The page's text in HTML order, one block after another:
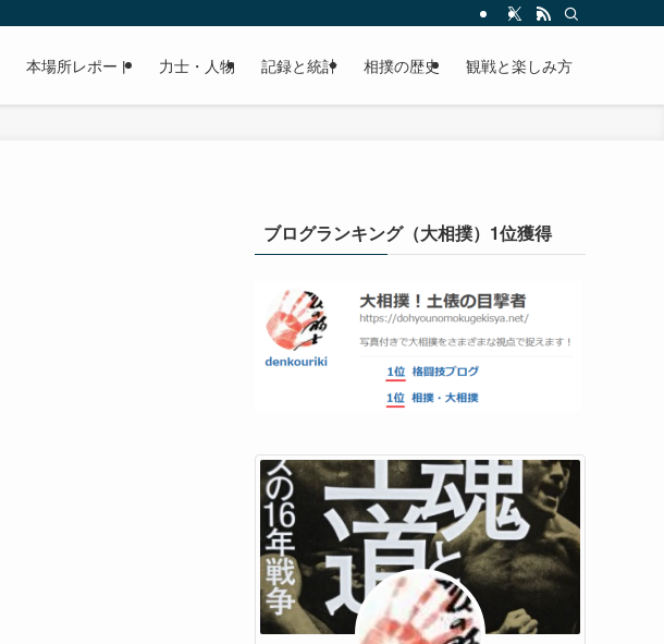
本場所レポート 力士・人物 記録と統計 相撲の歴史 観戦と楽しみ方
ブログランキング（大相撲）1位獲得